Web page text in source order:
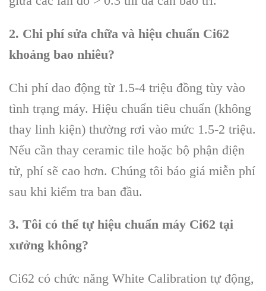
2. Chi phí sửa chữa và hiệu chuẩn Ci62
khoảng bao nhiêu?
Chi phí dao động từ 1.5-4 triệu đồng tùy vào
tình trạng máy. Hiệu chuẩn tiêu chuẩn (không
thay linh kiện) thường rơi vào mức 1.5-2 triệu.
Nếu cần thay ceramic tile hoặc bộ phận điện
tử, phí sẽ cao hơn. Chúng tôi báo giá miễn phí
sau khi kiểm tra ban đầu.
3. Tôi có thể tự hiệu chuẩn máy Ci62 tại
xưởng không?
Ci62 có chức năng White Calibration tự động,